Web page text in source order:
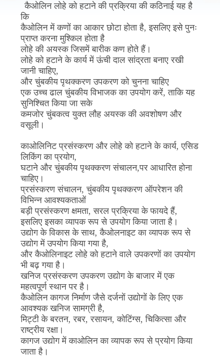
समाचार
ज्ञान
मामलों
साइटमैप
PRIVACY
POLICY
कैओलिन लोहे को हटाने की प्रक्रिया की कठिनाई यह है
कि
कैओलिन में कणों का आकार छोटा होता है, इसलिए इसे पुनः
प्राप्त करना मुश्किल होता है
लोहे की अयस्क जिसमें बारीक कण होते हैं।
लोहे को हटाने के कार्य में ऊंची दाल सांद्रता बनाए रखी
जानी चाहिए,
और चुंबकीय पृथक्करण उपकरण को चुनना चाहिए
एक उच्च ढाल चुंबकीय विभाजक का उपयोग करें, ताकि यह
सुनिश्चित किया जा सके
कमजोर चुंबकत्व युक्त लौह अयस्क की अवशोषण और
वसूली।
काओलिनिट प्रसंस्करण और लोहे को हटाने के कार्य, एसिड
लिकिंग का प्रयोग,
घटाने और चुंबकीय पृथक्करण संचालन,पर आधारित होना
चाहिए।
प्रसंस्करण संचालन, चुंबकीय पृथक्करण ऑपरेशन की
विभिन्न आवश्यकताओं
बड़ी प्रसंस्करण क्षमता, सरल प्रक्रिया के फायदे हैं,
इसलिए इसका व्यापक रूप से उपयोग किया जाता है।
उद्योग के विकास के साथ, कैओलनाइट का व्यापक रूप से
उद्योग में उपयोग किया गया है,
और कैओलिनाइट लोहे को हटाने वाले उपकरणों का उपयोग
भी बढ़ गया है।
खनिज प्रसंस्करण उपकरण उद्योग के बाजार में एक
महत्वपूर्ण स्थान पर है।
कैओलिन कागज निर्माण जैसे दर्जनों उद्योगों के लिए एक
आवश्यक खनिज सामग्री है,
मिट्टी के बरतन, रबर, रसायन, कोटिंग्स, चिकित्सा और
राष्ट्रीय रक्षा।
कागज उद्योग में काओलिन का व्यापक रूप से प्रयोग किया
जाता है।